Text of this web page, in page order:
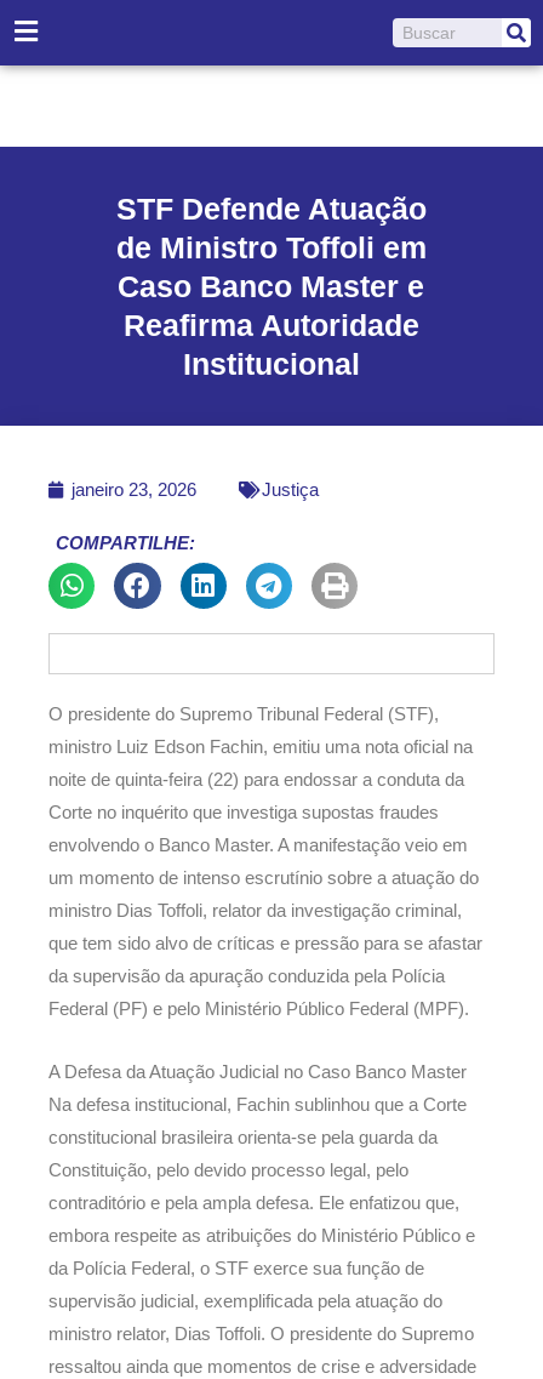
para
o
Pesquisar
STF Defende Atuação
de Ministro Toffoli em
Caso Banco Master e
Reafirma Autoridade
Institucional
janeiro 23, 2026 Justiça
COMPARTILHE:
O presidente do Supremo Tribunal Federal (STF),
ministro Luiz Edson Fachin, emitiu uma nota oficial na
noite de quinta-feira (22) para endossar a conduta da
Corte no inquérito que investiga supostas fraudes
envolvendo o Banco Master. A manifestação veio em
um momento de intenso escrutínio sobre a atuação do
ministro Dias Toffoli, relator da investigação criminal,
que tem sido alvo de críticas e pressão para se afastar
da supervisão da apuração conduzida pela Polícia
Federal (PF) e pelo Ministério Público Federal (MPF).
A Defesa da Atuação Judicial no Caso Banco Master
Na defesa institucional, Fachin sublinhou que a Corte
constitucional brasileira orienta-se pela guarda da
Constituição, pelo devido processo legal, pelo
contraditório e pela ampla defesa. Ele enfatizou que,
embora respeite as atribuições do Ministério Público e
da Polícia Federal, o STF exerce sua função de
supervisão judicial, exemplificada pela atuação do
ministro relator, Dias Toffoli. O presidente do Supremo
ressaltou ainda que momentos de crise e adversidade